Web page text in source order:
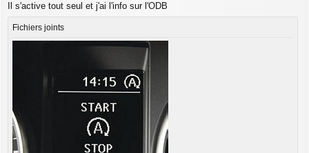
e
Il s'active tout seul et j'ai l'info sur l'ODB
Fichiers joints